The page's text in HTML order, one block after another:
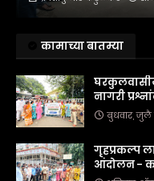
कामाच्या बातम्या
नागरी
बुधवार, जुलै
गृहप्रकल्प
आंदोलन -